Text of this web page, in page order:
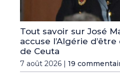
Tout savoir sur José
accuse l’Algérie
de Ceuta
7 août 2026 | 19